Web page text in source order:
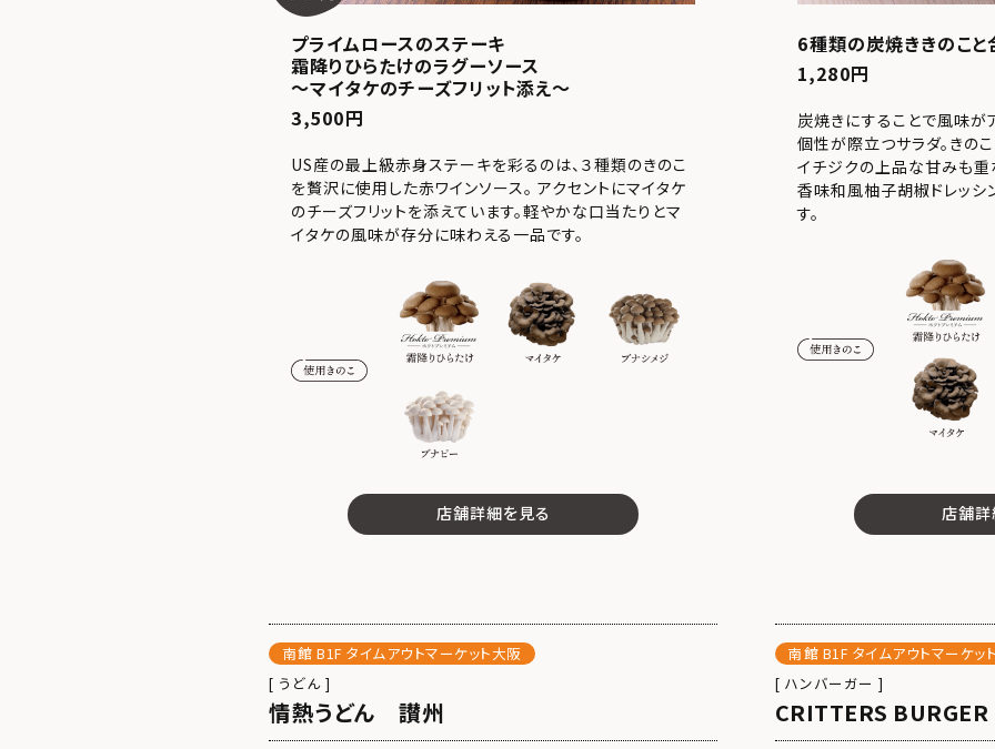
プライムロースのステーキ
霜降りひらたけのラグーソース
～マイタケのチーズフリット添え～
3,500円
US産の最上級赤身ステーキを彩るのは、３種類のきのこ
を贅沢に使用した赤ワインソース。 アクセントにマイタケ
のチーズフリットを添えています。軽やかな口当たりとマ
イタケの風味が存分に味わえる一品です。
店舗詳細を見る
6種類の炭焼ききのこ
1,280円
炭焼きにすることで風味が
個性が際立つサラダ。きの
イチジクの上品な甘みも重
香味和風柚子胡椒ドレッ
す。
店舗
南館 B1F タイムアウトマーケット大阪
[ うどん ]
情熱うどん 讃州
南館 B1F タイムアウトマーケッ
[ ハンバーガー ]
CRITTERS BURGER